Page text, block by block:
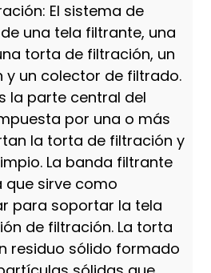
El sistema de
una tela filtrante, una
torta de filtración, un
y un colector de filtrado.
la parte central del
por una o más
la torta de filtración y
La banda filtrante
que sirve como
para soportar la tela
de filtración. La torta
residuo sólido formado